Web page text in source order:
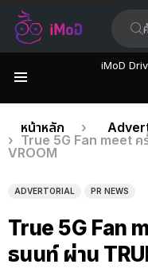
iMoD
เรื่อง
ล่าสุด
คุณอยู่ที่นี่:
หน้าหลัก
True 5G Fan meet ค
VROOM
ADVERTORIAL PR NEWS
True 5G Fan
ธนนท์ ผ่าน